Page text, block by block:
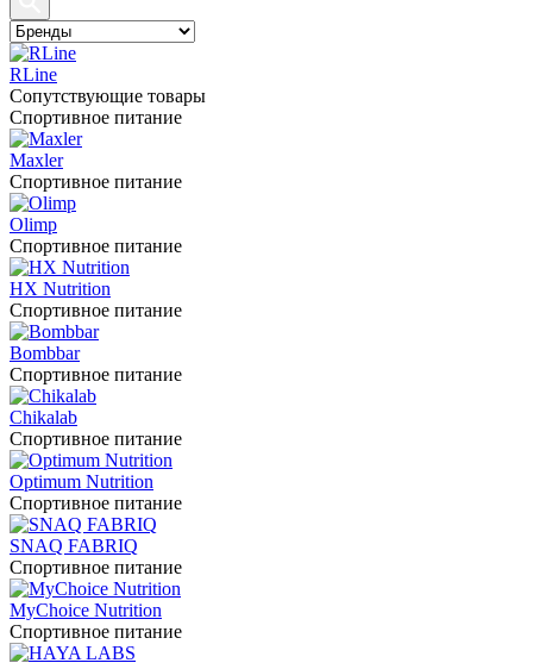
RLine
Сопутствующие товары
Спортивное питание
Maxler
Спортивное питание
Olimp
Спортивное питание
HX Nutrition
Спортивное питание
Bombbar
Спортивное питание
Chikalab
Спортивное питание
Optimum Nutrition
Спортивное питание
SNAQ FABRIQ
Спортивное питание
MyChoice Nutrition
Спортивное питание